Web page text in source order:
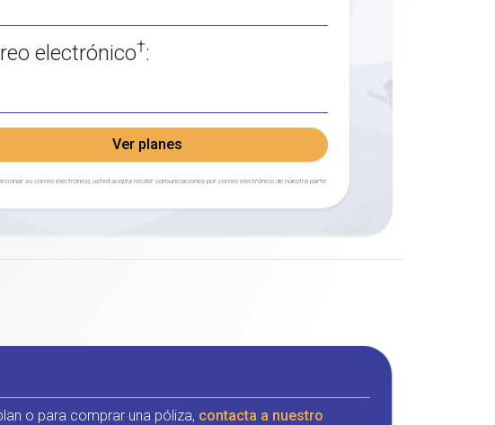
electrónico†:
Ver planes
su correo electrónico, usted acepta recibir comunicaciones por correo electrónico de nuestra parte.
o para comprar una póliza, contacta a nuestro